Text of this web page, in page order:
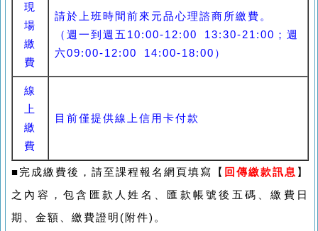
現
場
繳
費
請於上班時間前來元品心理諮商所繳費。
（週一到週五10:00-12:00 13:30-21:00；週
六09:00-12:00 14:00-18:00）
線
上
繳
費
目前僅提供線上信用卡付款
■完成繳費後，請至課程報名網頁填寫【 回傳繳款訊息 】
之內容，包含匯款人姓名、匯款帳號後五碼、繳費日
期、金額、繳費證明(附件)。